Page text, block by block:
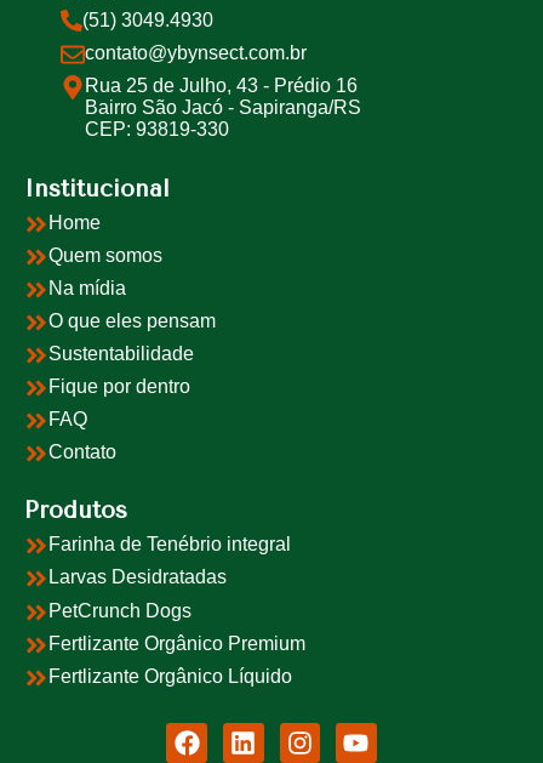
(51) 3049.4930
contato@ybynsect.com.br
Rua 25 de Julho, 43 - Prédio 16
Bairro São Jacó - Sapiranga/RS
CEP: 93819-330
Institucional
Home
Quem somos
Na mídia
O que eles pensam
Sustentabilidade
Fique por dentro
FAQ
Contato
Produtos
Farinha de Tenébrio integral
Larvas Desidratadas
PetCrunch Dogs
Fertlizante Orgânico Premium
Fertlizante Orgânico Líquido